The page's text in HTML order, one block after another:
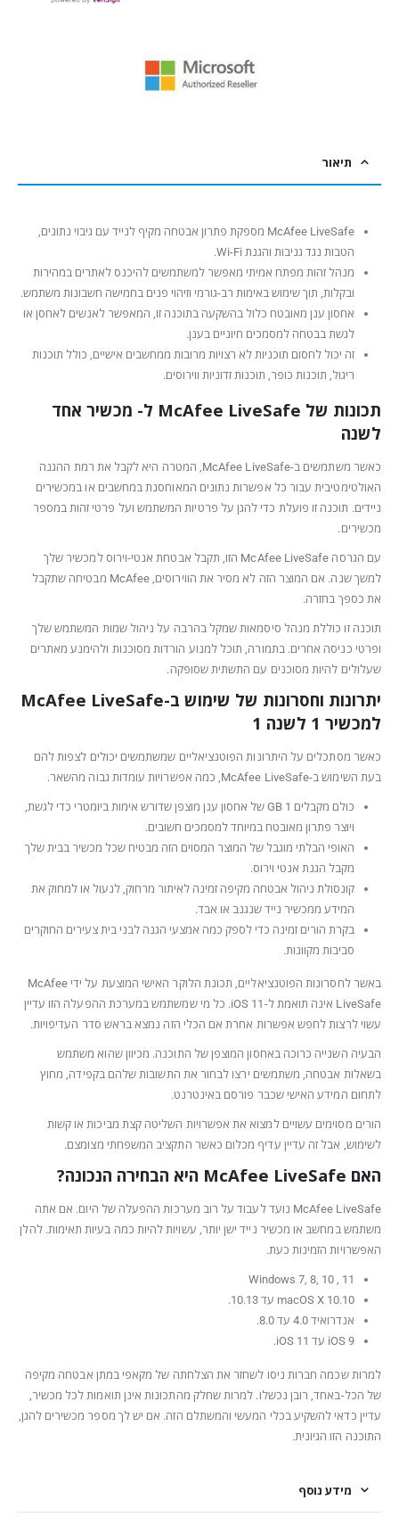
תיאור
McAfee LiveSafe מספקת פתרון אבטחה מקיף לנייד עם גיבוי נתונים,
הטבות נגד גניבות והגנת Wi-Fi.
מנהל זהות מפתח אמיתי מאפשר למשתמשים להיכנס לאתרים במהירות
ובקלות, תוך שימוש באימות רב-גורמי וזיהוי פנים בחמישה חשבונות משתמש.
אחסון ענן מאובטח כלול בהשקעה בתוכנה זו, המאפשר לאנשים לאחסן או
לגשת בבטחה למסמכים חיוניים בענן.
זה יכול לחסום תוכניות לא רצויות מרובות ממחשבים אישיים, כולל תוכנות
ריגול, תוכנות כופר, תוכנות זדוניות ווירוסים.
תכונות של McAfee LiveSafe ל- מכשיר אחד
לשנה
כאשר משתמשים ב-McAfee LiveSafe, המטרה היא לקבל את רמת ההגנה
האולטימטיבית עבור כל אפשרות נתונים המאוחסנת במחשבים או במכשירים
ניידים. תוכנה זו פועלת כדי להגן על פרטיות המשתמש ועל פרטי זהות במספר
מכשירים.
עם הגרסה McAfee LiveSafe הזו, תקבל אבטחת אנטי-וירוס למכשיר שלך
למשך שנה. אם המוצר הזה לא מסיר את הווירוסים, McAfee מבטיחה שתקבל
את כספך בחזרה.
תוכנה זו כוללת מנהל סיסמאות שמקל בהרבה על ניהול שמות המשתמש שלך
ופרטי כניסה אחרים. בתמורה, תוכל למנוע הורדות מסוכנות ולהימנע מאתרים
שעלולים להיות מסוכנים עם התשתית שסופקה.
יתרונות וחסרונות של שימוש ב-McAfee LiveSafe
למכשיר 1 לשנה 1
כאשר מסתכלים על היתרונות הפוטנציאליים שמשתמשים יכולים לצפות להם
בעת השימוש ב-McAfee LiveSafe, כמה אפשרויות עומדות גבוה מהשאר.
כולם מקבלים 1 GB של אחסון ענן מוצפן שדורש אימות ביומטרי כדי לגשת,
ויוצר פתרון מאובטח במיוחד למסמכים חשובים.
האופי הבלתי מוגבל של המוצר המסוים הזה מבטיח שכל מכשיר בבית שלך
מקבל הגנת אנטי וירוס.
קונסולת ניהול אבטחה מקיפה זמינה לאיתור מרחוק, לנעול או למחוק את
המידע ממכשיר נייד שנגנב או אבד.
בקרת הורים זמינה כדי לספק כמה אמצעי הגנה לבני בית צעירים החוקרים
סביבות מקוונות.
באשר לחסרונות הפוטנציאליים, תכונת הלוקר האישי המוצעת על ידי McAfee
LiveSafe אינה תואמת ל-iOS 11. כל מי שמשתמש במערכת ההפעלה הזו עדיין
עשוי לרצות לחפש אפשרות אחרת אם הכלי הזה נמצא בראש סדר העדיפויות.
הבעיה השנייה כרוכה באחסון המוצפן של התוכנה. מכיוון שהוא משתמש
בשאלות אבטחה, משתמשים ירצו לבחור את התשובות שלהם בקפידה, מחוץ
לתחום המידע האישי שכבר פורסם באינטרנט.
הורים מסוימים עשויים למצוא את אפשרויות השליטה קצת מביכות או קשות
לשימוש, אבל זה עדיין עדיף מכלום כאשר התקציב המשפחתי מצומצם.
האם McAfee LiveSafe היא הבחירה הנכונה?
McAfee LiveSafe נועד לעבוד על רוב מערכות ההפעלה של היום. אם אתה
משתמש במחשב או מכשיר נייד ישן יותר, עשויות להיות כמה בעיות תאימות. להלן
האפשרויות הזמינות כעת.
Windows 7, 8, 10 , 11
macOS X 10.10 עד 10.13.
אנדרואיד 4.0 עד 8.0.
iOS 9 עד iOS 11.
למרות שכמה חברות ניסו לשחזר את הצלחתה של מקאפי במתן אבטחה מקיפה
של הכל-באחד, רובן נכשלו. למרות שחלק מהתכונות אינן תואמות לכל מכשיר,
עדיין כדאי להשקיע בכלי המעשי והמשתלם הזה. אם יש לך מספר מכשירים להגן,
התוכנה הזו הגיונית.
מידע נוסף